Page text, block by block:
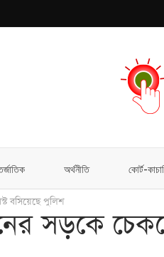
অর্থনীতি কোর্ট-
বসিয়েছে পুলিশ
সড়কে